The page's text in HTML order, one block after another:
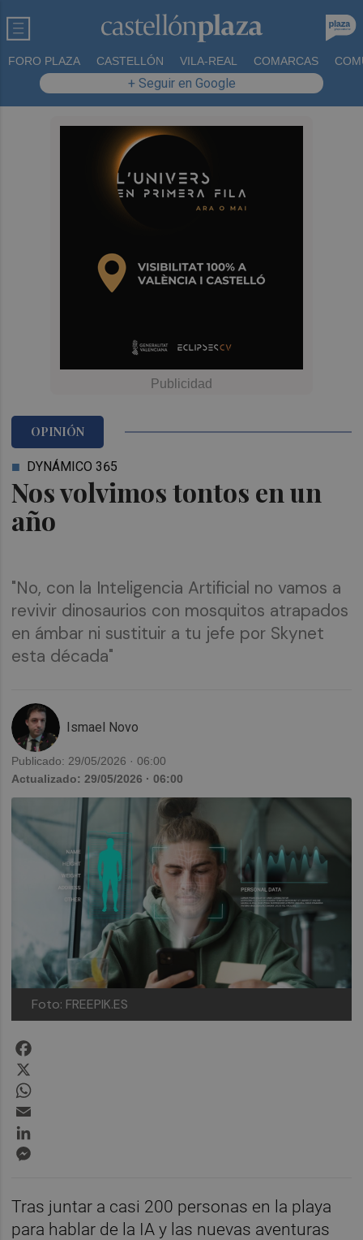
FORO PLAZA CASTELLÓN VILA-REAL COMARCAS
+ Seguir en Google
Nos volvimos tontos en un
año
OPINIÓN
DYNÁMICO 365
"No, con la Inteligencia Artificial no vamos a
revivir dinosaurios con mosquitos atrapados
en ámbar ni sustituir a tu jefe por Skynet
esta década"
Ismael Novo
Publicado: 29/05/2026 · 06:00
Actualizado: 29/05/2026 · 06:00
Foto: FREEPIK.ES
Tras juntar a casi 200 personas en la playa
para hablar de la IA y las nuevas aventuras